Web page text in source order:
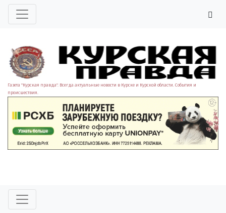
Газета "Курская правда". Всегда актуальные новости в Курске и Курской области. События и
происшествия.